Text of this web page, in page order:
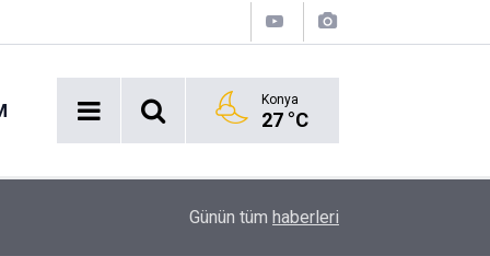
Konya
27 °C
Günün tüm haberleri